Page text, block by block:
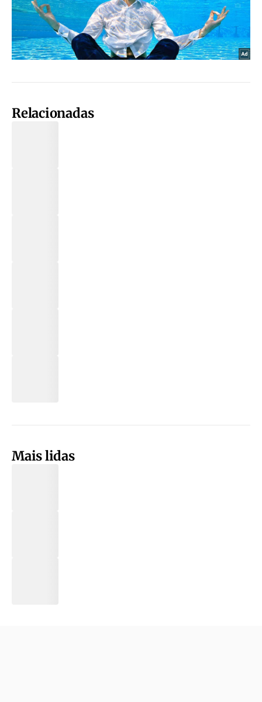
Relacionadas
Mais lidas